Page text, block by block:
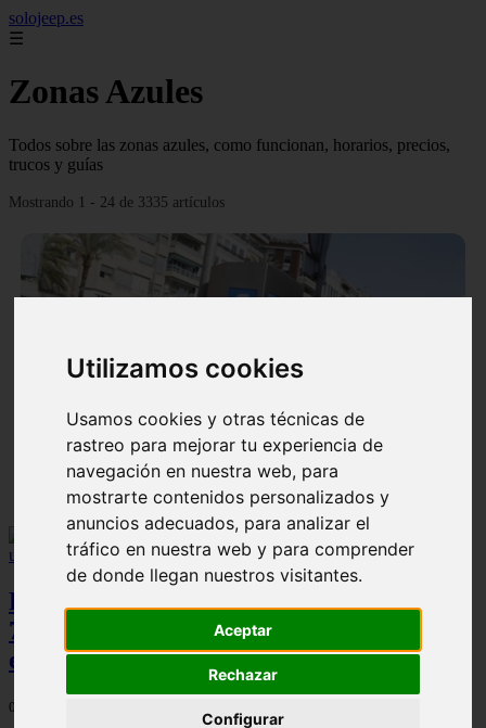
Utilizamos cookies
Usamos cookies y otras técnicas de
rastreo para mejorar tu experiencia de
navegación en nuestra web, para
mostrarte contenidos personalizados y
anuncios adecuados, para analizar el
tráfico en nuestra web y para comprender
de donde llegan nuestros visitantes.
Aceptar
Rechazar
Configurar
solojeep.es
☰
Zonas Azules
Todos sobre las zonas azules, como funcionan, horarios, precios,
trucos y guías
Mostrando 1 - 24 de 3335 artículos
▷ Zona Azul Córdoba 《 Horarios y Tarifas 2024 》
Peugeot acelera en el mercado español:
7.062 matriculaciones y un 5,9% de cuota
en julio
06/08/2026